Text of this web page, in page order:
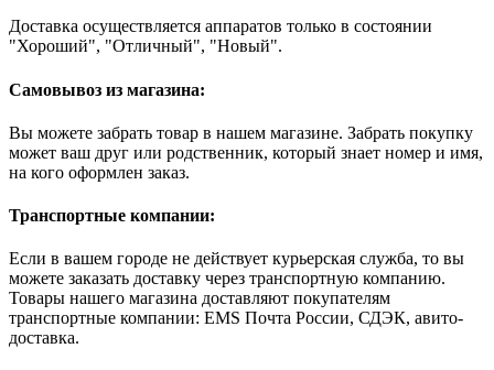
Доставка осуществляется аппаратов только в состоянии
"Хороший", "Отличный", "Новый".
Самовывоз из магазина:
Вы можете забрать товар в нашем магазине. Забрать покупку
может ваш друг или родственник, который знает номер и имя,
на кого оформлен заказ.
Транспортные компании:
Если в вашем городе не действует курьерская служба, то вы
можете заказать доставку через транспортную компанию.
Товары нашего магазина доставляют покупателям
транспортные компании: EMS Почта России, СДЭК, авито-
доставка.